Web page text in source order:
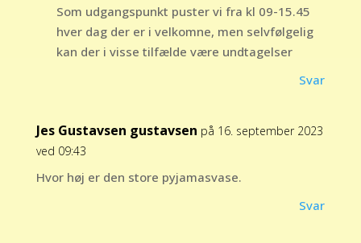
Som udgangspunkt puster vi fra kl 09-15.45
hver dag der er i velkomne, men selvfølgelig
kan der i visse tilfælde være undtagelser
Svar
Jes Gustavsen gustavsen på 16. september 2023
ved 09:43
Hvor høj er den store pyjamasvase.
Svar